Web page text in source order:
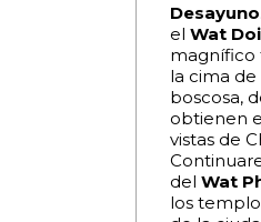
Desayuno
elWat
magnífico
la cima
boscosa,
obtienen
vistas de
delWat
los